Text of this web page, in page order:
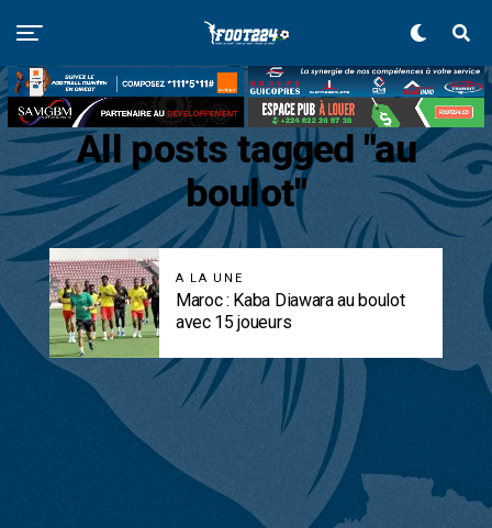
All posts tagged "au
boulot"
A LA UNE
Maroc : Kaba Diawara au boulot
avec 15 joueurs